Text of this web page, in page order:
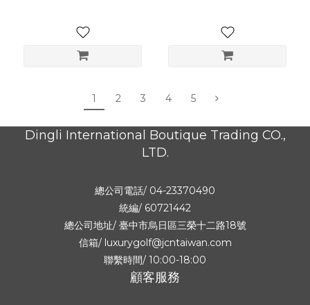
1 2 3 4 5
Dingli International Boutique Trading CO.,
LTD.
總公司電話/ 04-23370490
統編/ 60721442
總公司地址/ 臺中市烏日區三榮十二路18號
信箱/ luxurygolf@jcntaiwan.com
聯繫時間/ 10:00-18:00
顧客服務